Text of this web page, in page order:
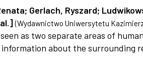
; Gerlach, Ryszard;
(Wydawnictwo Uniwersytetu
as two separate areas of
about the